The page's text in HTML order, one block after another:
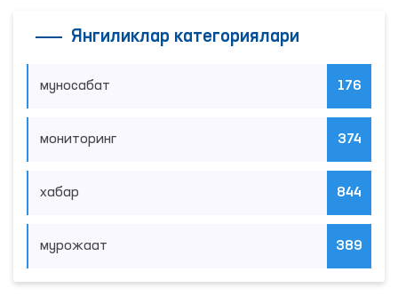
Янгиликлар категориялари
муносабат 176
мониторинг 374
хабар 844
мурожаат 389